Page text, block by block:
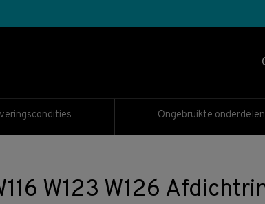
Ongebruikte onderdelen
W123 W126